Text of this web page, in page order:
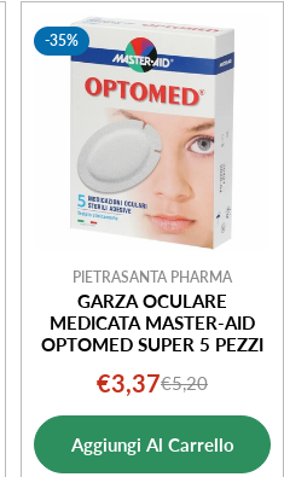
-35%
PIETRASANTA PHARMA
GARZA OCULARE
MEDICATA MASTER-AID
OPTOMED SUPER 5 PEZZI
Prezzo
di
vendita
€3,37Prezzo
normale
€5,20
Aggiungi Al Carrello